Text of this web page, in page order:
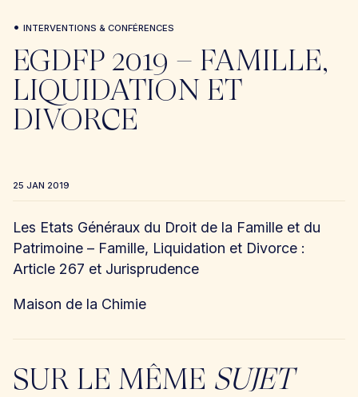
• INTERVENTIONS & CONFÉRENCES
EGDFP 2019 – FAMILLE,
LIQUIDATION ET
DIVORCE
25 JAN 2019
Les Etats Généraux du Droit de la Famille et du
Patrimoine – Famille, Liquidation et Divorce :
Article 267 et Jurisprudence
Maison de la Chimie
SUR LE MÊME SUJET